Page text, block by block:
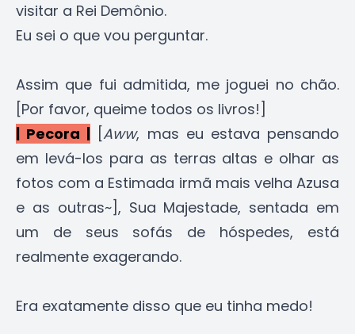
visitar a Rei Demônio.
Eu sei o que vou perguntar.
Assim que fui admitida, me joguei no chão.
[Por favor, queime todos os livros!]
| Pecora | [Aww, mas eu estava pensando
em levá-los para as terras altas e olhar as
fotos com a Estimada irmã mais velha Azusa
e as outras~], Sua Majestade, sentada em
um de seus sofás de hóspedes, está
realmente exagerando.
Era exatamente disso que eu tinha medo!